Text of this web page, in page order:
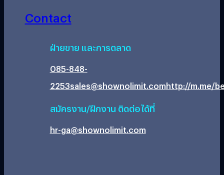
Contact
ฝ่ายขาย และการตลาด
085-848-
2253sales@shownolimit.comhttp://m.me/
สมัครงาน/ฝึกงาน ติดต่อได้ที่
hr-ga@shownolimit.com